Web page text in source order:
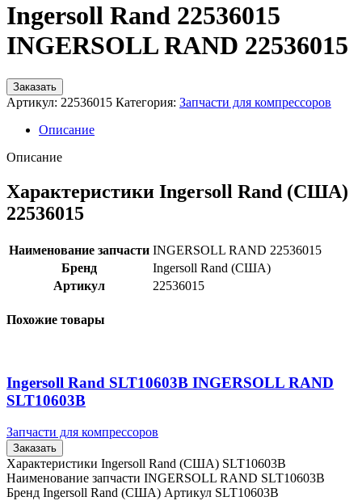
Ingersoll Rand 22536015
INGERSOLL RAND 22536015
Заказать
Артикул: 22536015 Категория: Запчасти для компрессоров
Описание
Описание
Характеристики Ingersoll Rand (США)
22536015
Наименование запчасти INGERSOLL RAND 22536015
Бренд
Ingersoll Rand (США)
Артикул
22536015
Похожие товары
Ingersoll Rand SLT10603B INGERSOLL RAND
SLT10603B
Запчасти для компрессоров
Заказать
Характеристики Ingersoll Rand (США) SLT10603B
Наименование запчасти INGERSOLL RAND SLT10603B
Бренд Ingersoll Rand (США) Артикул SLT10603B